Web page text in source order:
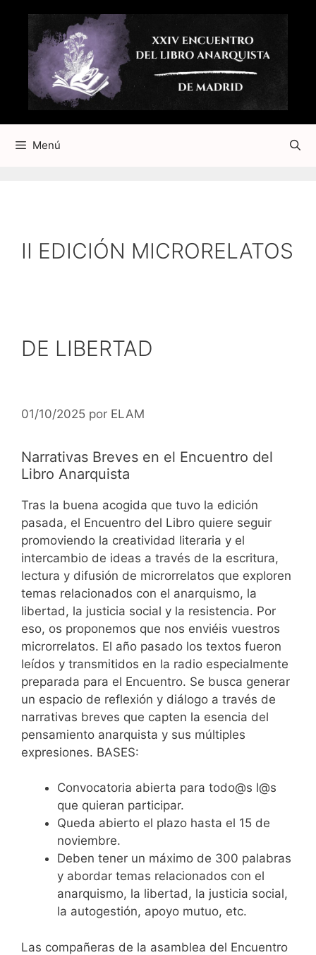
contenido
Menú
II EDICIÓN MICRORELATOS
DE LIBERTAD
01/10/2025 por ELAM
Narrativas Breves en el Encuentro del
Libro Anarquista
Tras la buena acogida que tuvo la edición
pasada, el Encuentro del Libro quiere seguir
promoviendo la creatividad literaria y el
intercambio de ideas a través de la escritura,
lectura y difusión de microrrelatos que exploren
temas relacionados con el anarquismo, la
libertad, la justicia social y la resistencia. Por
eso, os proponemos que nos enviéis vuestros
microrrelatos. El año pasado los textos fueron
leídos y transmitidos en la radio especialmente
preparada para el Encuentro. Se busca generar
un espacio de reflexión y diálogo a través de
narrativas breves que capten la esencia del
pensamiento anarquista y sus múltiples
expresiones. BASES:
Convocatoria abierta para todo@s l@s
que quieran participar.
Queda abierto el plazo hasta el 15 de
noviembre.
Deben tener un máximo de 300 palabras
y abordar temas relacionados con el
anarquismo, la libertad, la justicia social,
la autogestión, apoyo mutuo, etc.
Las compañeras de la asamblea del Encuentro